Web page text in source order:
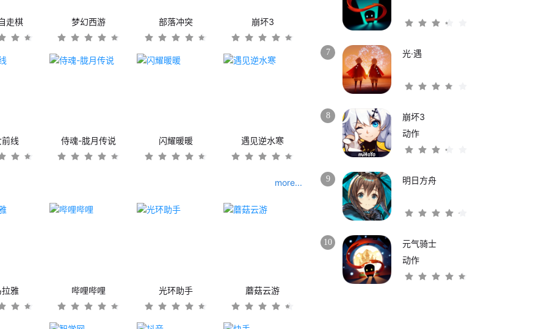
走棋 梦幻西游 部落冲突 崩坏3
线 侍魂-胧月传说 闪耀暖暖 遇见逆水寒
more...
雅 哔哩哔哩 光环助手 蘑菇云游
7 光·遇
8
崩坏3
动作
9 明日方舟
10
元气骑士
动作